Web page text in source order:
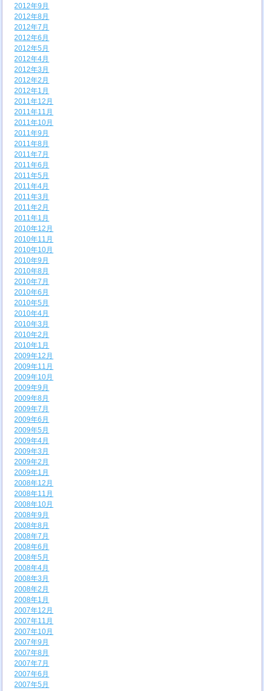
2012年9月
2012年8月
2012年7月
2012年6月
2012年5月
2012年4月
2012年3月
2012年2月
2012年1月
2011年12月
2011年11月
2011年10月
2011年9月
2011年8月
2011年7月
2011年6月
2011年5月
2011年4月
2011年3月
2011年2月
2011年1月
2010年12月
2010年11月
2010年10月
2010年9月
2010年8月
2010年7月
2010年6月
2010年5月
2010年4月
2010年3月
2010年2月
2010年1月
2009年12月
2009年11月
2009年10月
2009年9月
2009年8月
2009年7月
2009年6月
2009年5月
2009年4月
2009年3月
2009年2月
2009年1月
2008年12月
2008年11月
2008年10月
2008年9月
2008年8月
2008年7月
2008年6月
2008年5月
2008年4月
2008年3月
2008年2月
2008年1月
2007年12月
2007年11月
2007年10月
2007年9月
2007年8月
2007年7月
2007年6月
2007年5月